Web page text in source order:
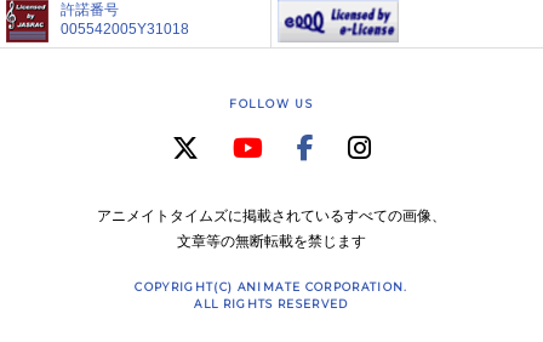
許諾番号
005542005Y31018
FOLLOW US
アニメイトタイムズに掲載されているすべての画像、
文章等の無断転載を禁じます
COPYRIGHT(C) ANIMATE CORPORATION.
ALL RIGHTS RESERVED